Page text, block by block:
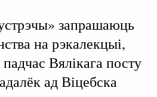
запрашаюць
на рэкалекцыі,
Вялікага посту
ад Віцебска